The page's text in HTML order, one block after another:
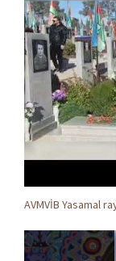
AVMVİB Yasamal